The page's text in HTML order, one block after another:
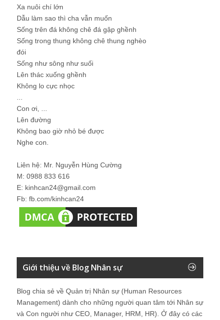
Xa nuôi chí lớn
Dẫu làm sao thì cha vẫn muốn
Sống trên đá không chê đá gập ghềnh
Sống trong thung không chê thung nghèo
đói
Sống như sông như suối
Lên thác xuống ghềnh
Không lo cực nhọc
Con ơi, ...
Lên đường
Không bao giờ nhỏ bé được
Nghe con.
Liên hệ: Mr. Nguyễn Hùng Cường
M: 0988 833 616
E: kinhcan24@gmail.com
Fb: fb.com/kinhcan24
Giới thiệu về Blog Nhân sự
Blog chia sẻ về Quản trị Nhân sự (Human Resources
Management) dành cho những người quan tâm tới Nhân sự
và Con người như CEO, Manager, HRM, HR). Ở đây có các